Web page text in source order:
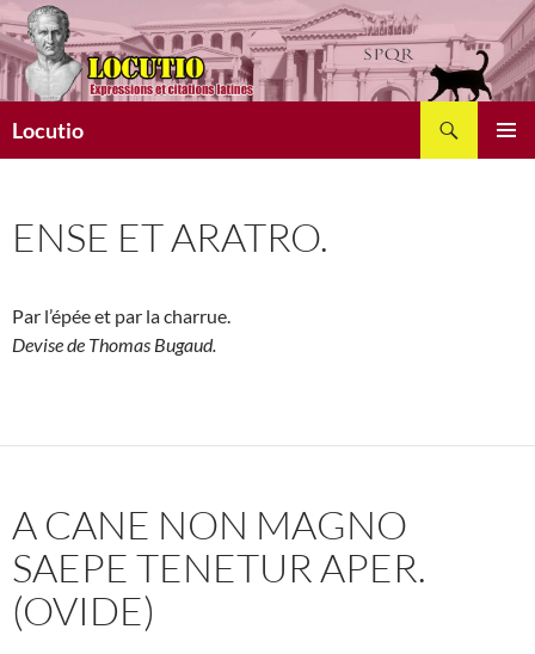
Aller
au
contenu
Locutio
ENSE ET ARATRO.
Par l’épée et par la charrue.
Devise de Thomas Bugaud.
A CANE NON MAGNO
SAEPE TENETUR APER.
(OVIDE)